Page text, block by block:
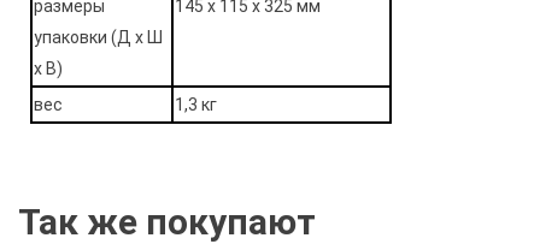
размеры
упаковки (Д х Ш
х В)
145 х 115 х 325 мм
вес 1,3 кг
Так же покупают